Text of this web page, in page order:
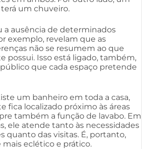
um chuveiro.
a ausência de determinados
exemplo, revelam que as
não se resumem ao que
possui. Isso está ligado, também,
que cada espaço pretende
um banheiro em toda a casa,
fica localizado próximo às áreas
também a função de lavabo. Em
ele atende tanto às necessidades
quanto das visitas. É, portanto,
eclético e prático.